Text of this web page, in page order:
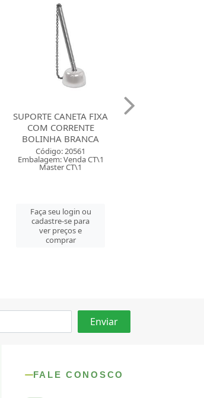
SUPORTE CANETA FIXA
COM CORRENTE
BOLINHA CROMADA
Código: 5520
Embalagem: Venda CT\1
Master CT\1
Faça seu login ou
cadastre-se para
ver preços e
comprar
FALE CONOSCO